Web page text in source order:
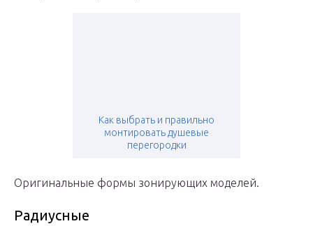
Как выбрать и правильно
монтировать душевые
перегородки
Оригинальные формы зонирующих моделей.
Радиусные